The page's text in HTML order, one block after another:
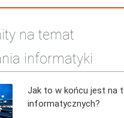
ALGO
Abstrakcyjne struktury danych
Metody numeryczne
Algorytmy sortowania
Algorytmy szyfrujące
na temat
informatyki
Jak to w końcu jest na
informatycznych?